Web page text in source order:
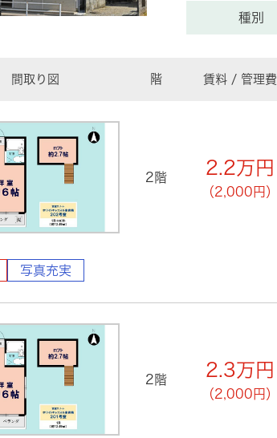
種別
間取り図 階 賃料 / 管理費
2階 2.2万円
（2,000円）
写真充実
2階 2.3万円
（2,000円）